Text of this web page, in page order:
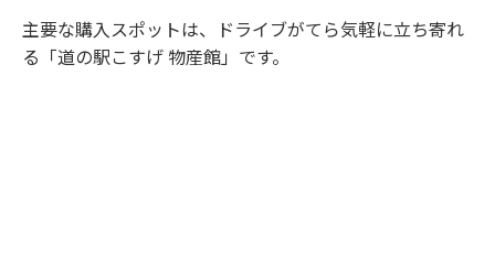
主要な購入スポットは、ドライブがてら気軽に立ち寄れ
る「道の駅こすげ 物産館」です。